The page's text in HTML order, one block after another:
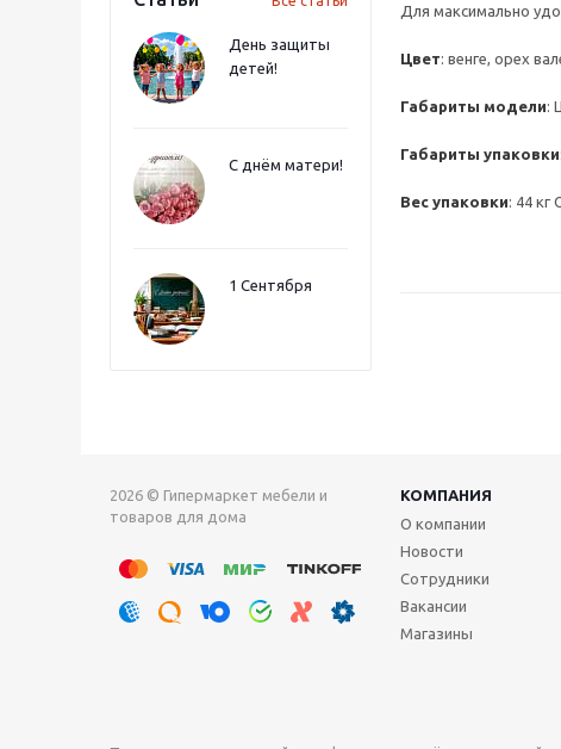
День защиты
детей!
С днём матери!
1 Сентября
Для максимально
Цвет: венге, орех
Габариты модели:
Габариты упаковки
Вес упаковки: 44 кг
2026 © Гипермаркет мебели и
товаров для дома
КОМПАНИЯ
О компании
Новости
Сотрудники
Вакансии
Магазины